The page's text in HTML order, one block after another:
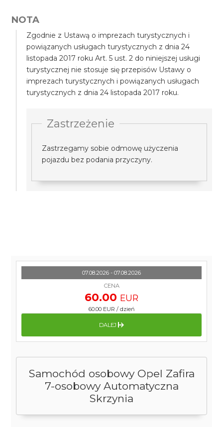
NOTA
Zgodnie z Ustawą o imprezach turystycznych i
powiązanych usługach turystycznych z dnia 24
listopada 2017 roku Art. 5 ust. 2 do niniejszej usługi
turystycznej nie stosuje się przepisów Ustawy o
imprezach turystycznych i powiązanych usługach
turystycznych z dnia 24 listopada 2017 roku.
Zastrzeżenie
Zastrzegamy sobie odmowę użyczenia
pojazdu bez podania przyczyny.
Samochód osobowy Opel Zafira
7-osobowy Automatyczna
Skrzynia
07.08.2026 - 07.08.2026
CENA
60.00 EUR
60.00 EUR / dzień
DALEJ